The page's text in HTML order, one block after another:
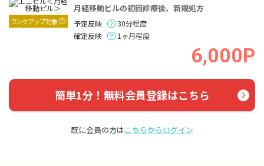
ランクアップ対象
月経移動ピルの初回診療後、新規処方
予定反映
30分程度
確定反映
1ヶ月程度
6,000P
簡単1分！無料会員登録はこちら
既に会員の方はこちらからログイン